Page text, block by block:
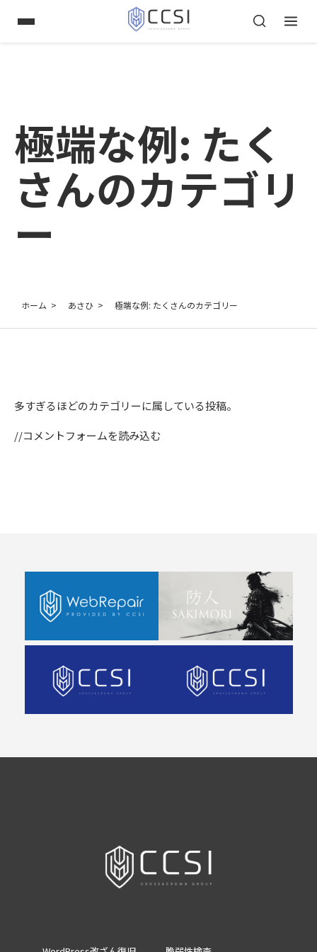
極端な例: たく
さんのカテゴリ
ー
ホーム あさひ 極端な例: たくさんのカテゴリー
多すぎるほどのカテゴリーに属している投稿。
//コメントフォームを読み込む